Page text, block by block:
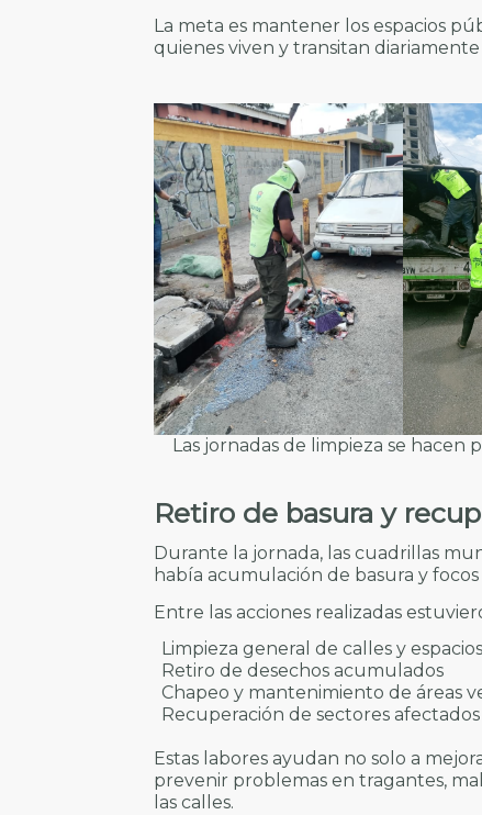
La meta es mantener los espacios
quienes viven y transitan
Las jornadas de limpieza se hacen
Retiro de basura y
Durante la jornada, las cuadrillas
había acumulación de basura y
Entre las acciones realizadas
Limpieza general de calles y
Retiro de desechos acumulados
Chapeo y mantenimiento de áreas
Recuperación de sectores
Estas labores ayudan no solo a
prevenir problemas en tragantes,
las calles.